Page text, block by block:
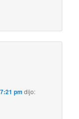
pm dijo: